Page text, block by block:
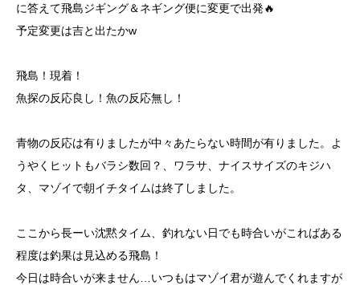
に答えて飛島ジギング＆ネギング便に変更で出発🔥
予定変更は吉と出たかw
飛島！現着！
魚探の反応良し！魚の反応無し！
青物の反応は有りましたが中々あたらない時間が有りました。よ
うやくヒットもバラシ数回？、ワラサ、ナイスサイズのキジハ
タ、マゾイで朝イチタイムは終了しました。
ここから長ーい沈黙タイム、釣れない日でも時合いがこればある
程度は釣果は見込める飛島！
今日は時合いが来ません…いつもはマゾイ君が遊んでくれますが